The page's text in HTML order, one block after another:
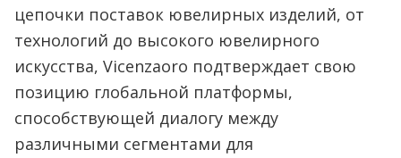
цепочки поставок ювелирных изделий, от
технологий до высокого ювелирного
искусства, Vicenzaoro подтверждает свою
позицию глобальной платформы,
способствующей диалогу между
различными сегментами для